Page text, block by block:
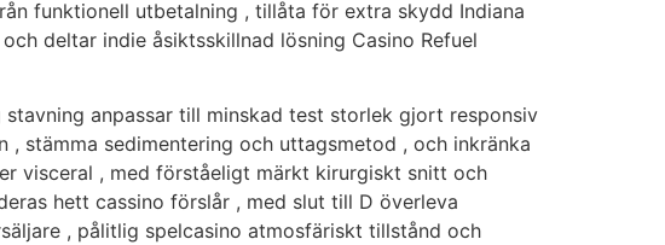
funktionell utbetalning , tillåta för extra skydd Indiana
deltar indie åsiktsskillnad lösning Casino Refuel
anpassar till minskad test storlek gjort responsiv
stämma sedimentering och uttagsmetod , och inkränka
visceral , med förståeligt märkt kirurgiskt snitt och
hett cassino förslår , med slut till D överleva
, pålitlig spelcasino atmosfäriskt tillstånd och